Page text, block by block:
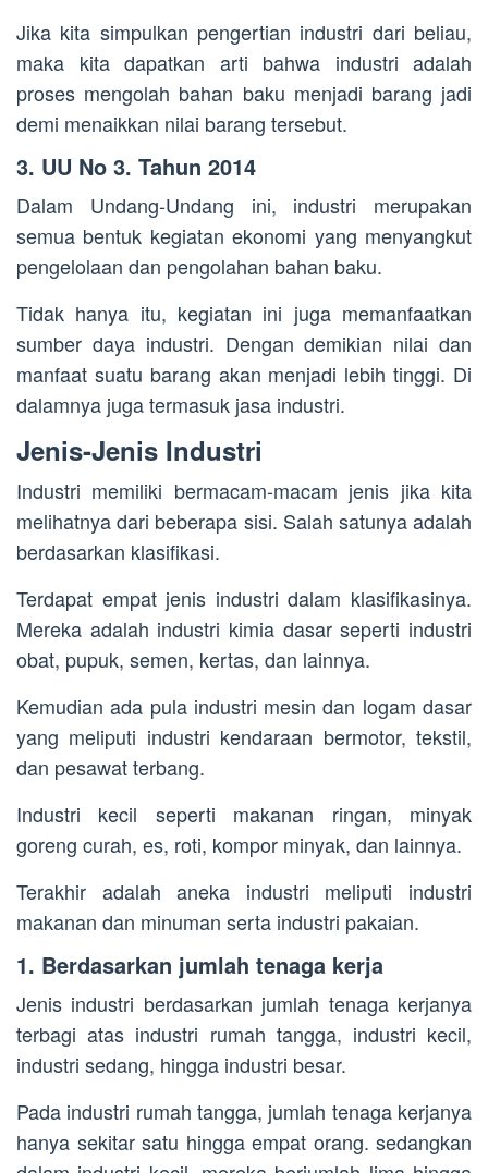
Jika kita simpulkan pengertian industri dari beliau,
maka kita dapatkan arti bahwa industri adalah
proses mengolah bahan baku menjadi barang jadi
demi menaikkan nilai barang tersebut.
3. UU No 3. Tahun 2014
Dalam Undang-Undang ini, industri merupakan
semua bentuk kegiatan ekonomi yang menyangkut
pengelolaan dan pengolahan bahan baku.
Tidak hanya itu, kegiatan ini juga memanfaatkan
sumber daya industri. Dengan demikian nilai dan
manfaat suatu barang akan menjadi lebih tinggi. Di
dalamnya juga termasuk jasa industri.
Jenis-Jenis Industri
Industri memiliki bermacam-macam jenis jika kita
melihatnya dari beberapa sisi. Salah satunya adalah
berdasarkan klasifikasi.
Terdapat empat jenis industri dalam klasifikasinya.
Mereka adalah industri kimia dasar seperti industri
obat, pupuk, semen, kertas, dan lainnya.
Kemudian ada pula industri mesin dan logam dasar
yang meliputi industri kendaraan bermotor, tekstil,
dan pesawat terbang.
Industri kecil seperti makanan ringan, minyak
goreng curah, es, roti, kompor minyak, dan lainnya.
Terakhir adalah aneka industri meliputi industri
makanan dan minuman serta industri pakaian.
1. Berdasarkan jumlah tenaga kerja
Jenis industri berdasarkan jumlah tenaga kerjanya
terbagi atas industri rumah tangga, industri kecil,
industri sedang, hingga industri besar.
Pada industri rumah tangga, jumlah tenaga kerjanya
hanya sekitar satu hingga empat orang. sedangkan